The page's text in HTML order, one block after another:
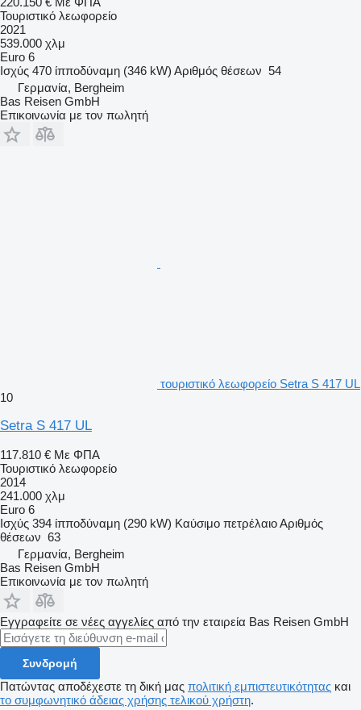
Τουριστικό λεωφορείο
2021
539.000 χλμ
Euro 6
Ισχύς 470 ίπποδύναμη (346 kW) Αριθμός θέσεων 54
Γερμανία, Bergheim
Bas Reisen GmbH
Επικοινωνία με τον πωλητή
τουριστικό λεωφορείο Setra S 417 UL
10
Setra S 417 UL
117.810 € Με ΦΠΑ
Τουριστικό λεωφορείο
2014
241.000 χλμ
Euro 6
Ισχύς 394 ίπποδύναμη (290 kW) Καύσιμο πετρέλαιοΑριθμός
θέσεων 63
Γερμανία, Bergheim
Bas Reisen GmbH
Επικοινωνία με τον πωλητή
Εγγραφείτε σε νέες αγγελίες από την εταιρεία Bas Reisen GmbH
Συνδρομή
Πατώντας αποδέχεστε τη δική μας πολιτική εμπιστευτικότητας και
το συμφωνητικό άδειας χρήσης τελικού χρήστη.